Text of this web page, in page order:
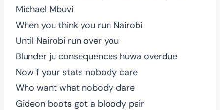
Michael Mbuvi
When you think you run Nairobi
Until Nairobi run over you
Blunder ju consequences huwa overdue
Now f your stats nobody care
Who want what nobody dare
Gideon boots got a bloody pair